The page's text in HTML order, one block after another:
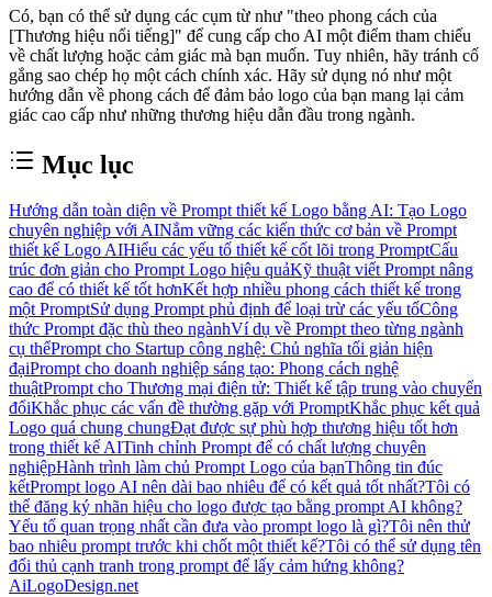
Có, bạn có thể sử dụng các cụm từ như "theo phong cách của
[Thương hiệu nổi tiếng]" để cung cấp cho AI một điểm tham chiếu
về chất lượng hoặc cảm giác mà bạn muốn. Tuy nhiên, hãy tránh cố
gắng sao chép họ một cách chính xác. Hãy sử dụng nó như một
hướng dẫn về phong cách để đảm bảo logo của bạn mang lại cảm
giác cao cấp như những thương hiệu dẫn đầu trong ngành.
Mục lục
Hướng dẫn toàn diện về Prompt thiết kế Logo bằng AI: Tạo Logo
chuyên nghiệp với AINắm vững các kiến thức cơ bản về Prompt
thiết kế Logo AIHiểu các yếu tố thiết kế cốt lõi trong PromptCấu
trúc đơn giản cho Prompt Logo hiệu quảKỹ thuật viết Prompt nâng
cao để có thiết kế tốt hơnKết hợp nhiều phong cách thiết kế trong
một PromptSử dụng Prompt phủ định để loại trừ các yếu tốCông
thức Prompt đặc thù theo ngànhVí dụ về Prompt theo từng ngành
cụ thểPrompt cho Startup công nghệ: Chủ nghĩa tối giản hiện
đạiPrompt cho doanh nghiệp sáng tạo: Phong cách nghệ
thuậtPrompt cho Thương mại điện tử: Thiết kế tập trung vào chuyển
đổiKhắc phục các vấn đề thường gặp với PromptKhắc phục kết quả
Logo quá chung chungĐạt được sự phù hợp thương hiệu tốt hơn
trong thiết kế AITinh chỉnh Prompt để có chất lượng chuyên
nghiệpHành trình làm chủ Prompt Logo của bạnThông tin đúc
kếtPrompt logo AI nên dài bao nhiêu để có kết quả tốt nhất?Tôi có
thể đăng ký nhãn hiệu cho logo được tạo bằng prompt AI không?
Yếu tố quan trọng nhất cần đưa vào prompt logo là gì?Tôi nên thử
bao nhiêu prompt trước khi chốt một thiết kế?Tôi có thể sử dụng tên
đối thủ cạnh tranh trong prompt để lấy cảm hứng không?
AiLogoDesign.net